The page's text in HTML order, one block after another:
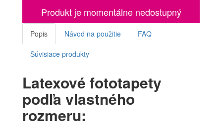
Produkt je momentálne nedostupný
Popis Návod na použitie FAQ
Súvisiace produkty
Latexové fototapety
podľa vlastného
rozmeru: